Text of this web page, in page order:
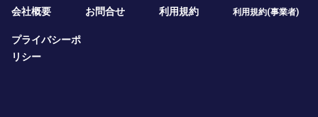
会社概要 お問合せ 利用規約 利用規約(事業者)
プライバシーポ
リシー